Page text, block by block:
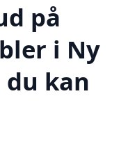
på
i Ny
kan